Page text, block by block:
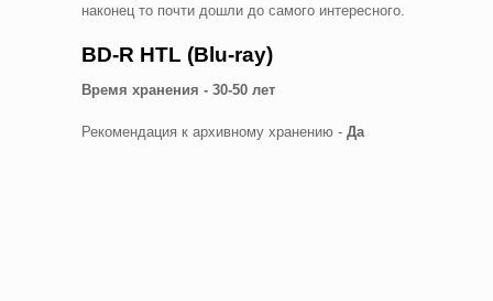
наконец то почти дошли до самого интересного.
BD-R HTL (Blu-ray)
Время хранения - 30-50 лет
Рекомендация к архивному хранению - Да